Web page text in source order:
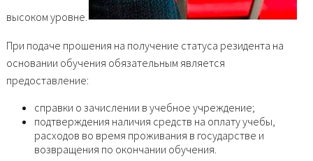
высоком уровне.
При подаче прошения на получение статуса резидента на
основании обучения обязательным является
предоставление:
справки о зачислении в учебное учреждение;
подтверждения наличия средств на оплату учебы,
расходов во время проживания в государстве и
возвращения по окончании обучения.